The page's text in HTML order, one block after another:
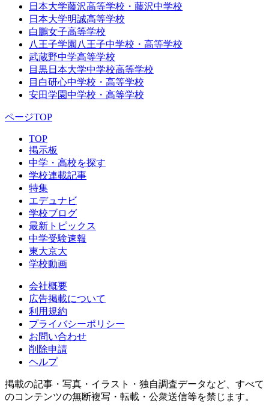
日本大学藤沢高等学校・藤沢中学校
日本大学明誠高等学校
白鵬女子高等学校
八王子学園八王子中学校・高等学校
武蔵野中学高等学校
目黒日本大学中学校高等学校
目白研心中学校・高等学校
安田学園中学校・高等学校
ページTOP
TOP
掲示板
中学・高校を探す
学校連載記事
特集
エデュナビ
学校ブログ
最新トピックス
中学受験速報
東大京大
学校動画
会社概要
広告掲載について
利用規約
プライバシーポリシー
お問い合わせ
削除申請
ヘルプ
掲載の記事・写真・イラスト・独自調査データなど、すべて
のコンテンツの無断複写・転載・公衆送信等を禁じます。